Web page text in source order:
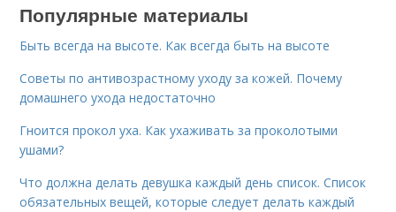
Популярные материалы
Быть всегда на высоте. Как всегда быть на высоте
Советы по антивозрастному уходу за кожей. Почему
домашнего ухода недостаточно
Гноится прокол уха. Как ухаживать за проколотыми
ушами?
Что должна делать девушка каждый день список. Список
обязательных вещей, которые следует делать каждый